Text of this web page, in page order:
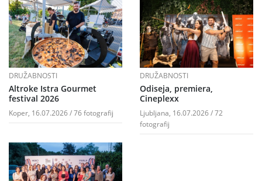
DRUŽABNOSTI
Altroke Istra Gourmet
festival 2026
Koper, 16.07.2026 / 76 fotografij
DRUŽABNOSTI
Odiseja, premiera,
Cineplexx
Ljubljana, 16.07.2026 / 72
fotografij